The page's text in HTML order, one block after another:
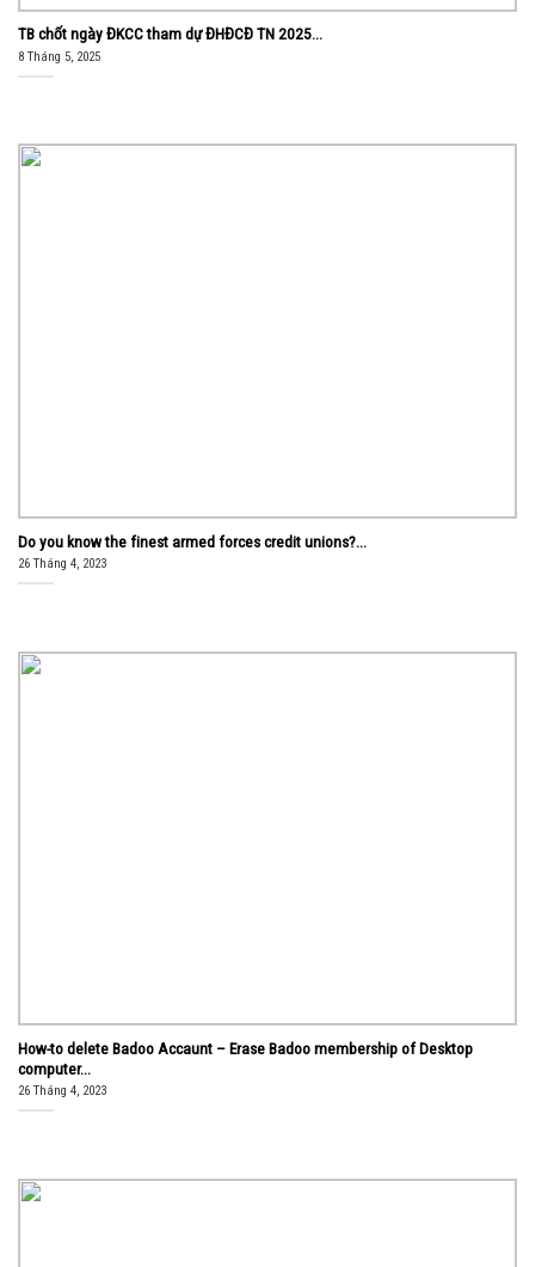
TB chốt ngày ĐKCC tham dự ĐHĐCĐ TN 2025...
8 Tháng 5, 2025
Do you know the finest armed forces credit unions?...
26 Tháng 4, 2023
How-to delete Badoo Accaunt – Erase Badoo membership of Desktop
computer...
26 Tháng 4, 2023